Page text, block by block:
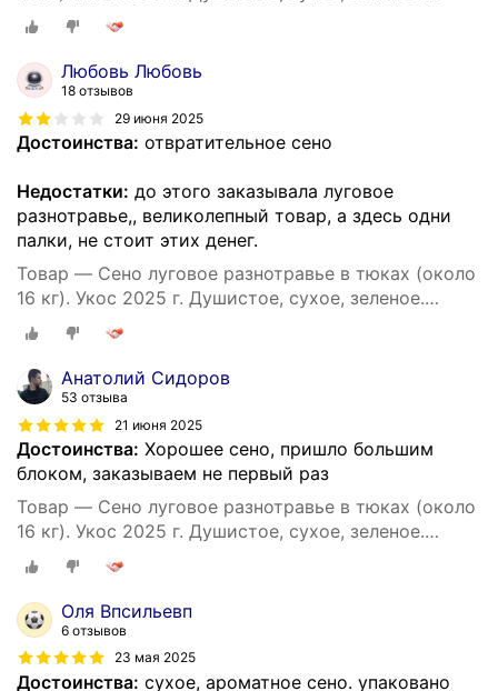
Натуральный корм и подстилка для собак.
Любовь Любовь
18 отзывов
29 июня 2025
Достоинства: отвратительное сено
Недостатки: до этого заказывала луговое
разнотравье,, великолепный товар, а здесь одни
палки, не стоит этих денег.
Товар — Сено луговое разнотравье в тюках (около
16 кг). Укос 2025 г. Душистое, сухое, зеленое.
Натуральный корм и подстилка для собак.
Анатолий Сидоров
53 отзыва
21 июня 2025
Достоинства: Хорошее сено, пришло большим
блоком, заказываем не первый раз
Товар — Сено луговое разнотравье в тюках (около
16 кг). Укос 2025 г. Душистое, сухое, зеленое.
Натуральный корм и подстилка для собак.
Оля Впсильевп
6 отзывов
23 мая 2025
Достоинства: сухое, ароматное сено. упаковано